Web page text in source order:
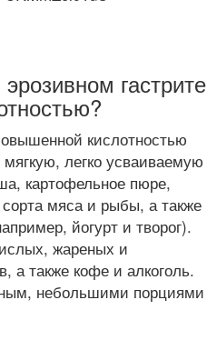
гастрите
кислотностью
легко усваиваемую
картофельное пюре,
мяса и рыбы, а также
йогурт и творог).
жареных и
а также кофе и алкоголь.
небольшими порциями